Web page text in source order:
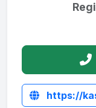
https://